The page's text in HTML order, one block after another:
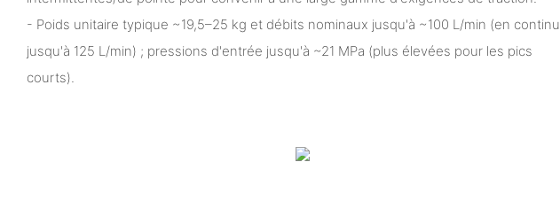
- Poids unitaire typique ~19,5–25 kg et débits nominaux jusqu'à ~100 L/min (en continu
jusqu'à 125 L/min) ; pressions d'entrée jusqu'à ~21 MPa (plus élevées pour les pics
courts).